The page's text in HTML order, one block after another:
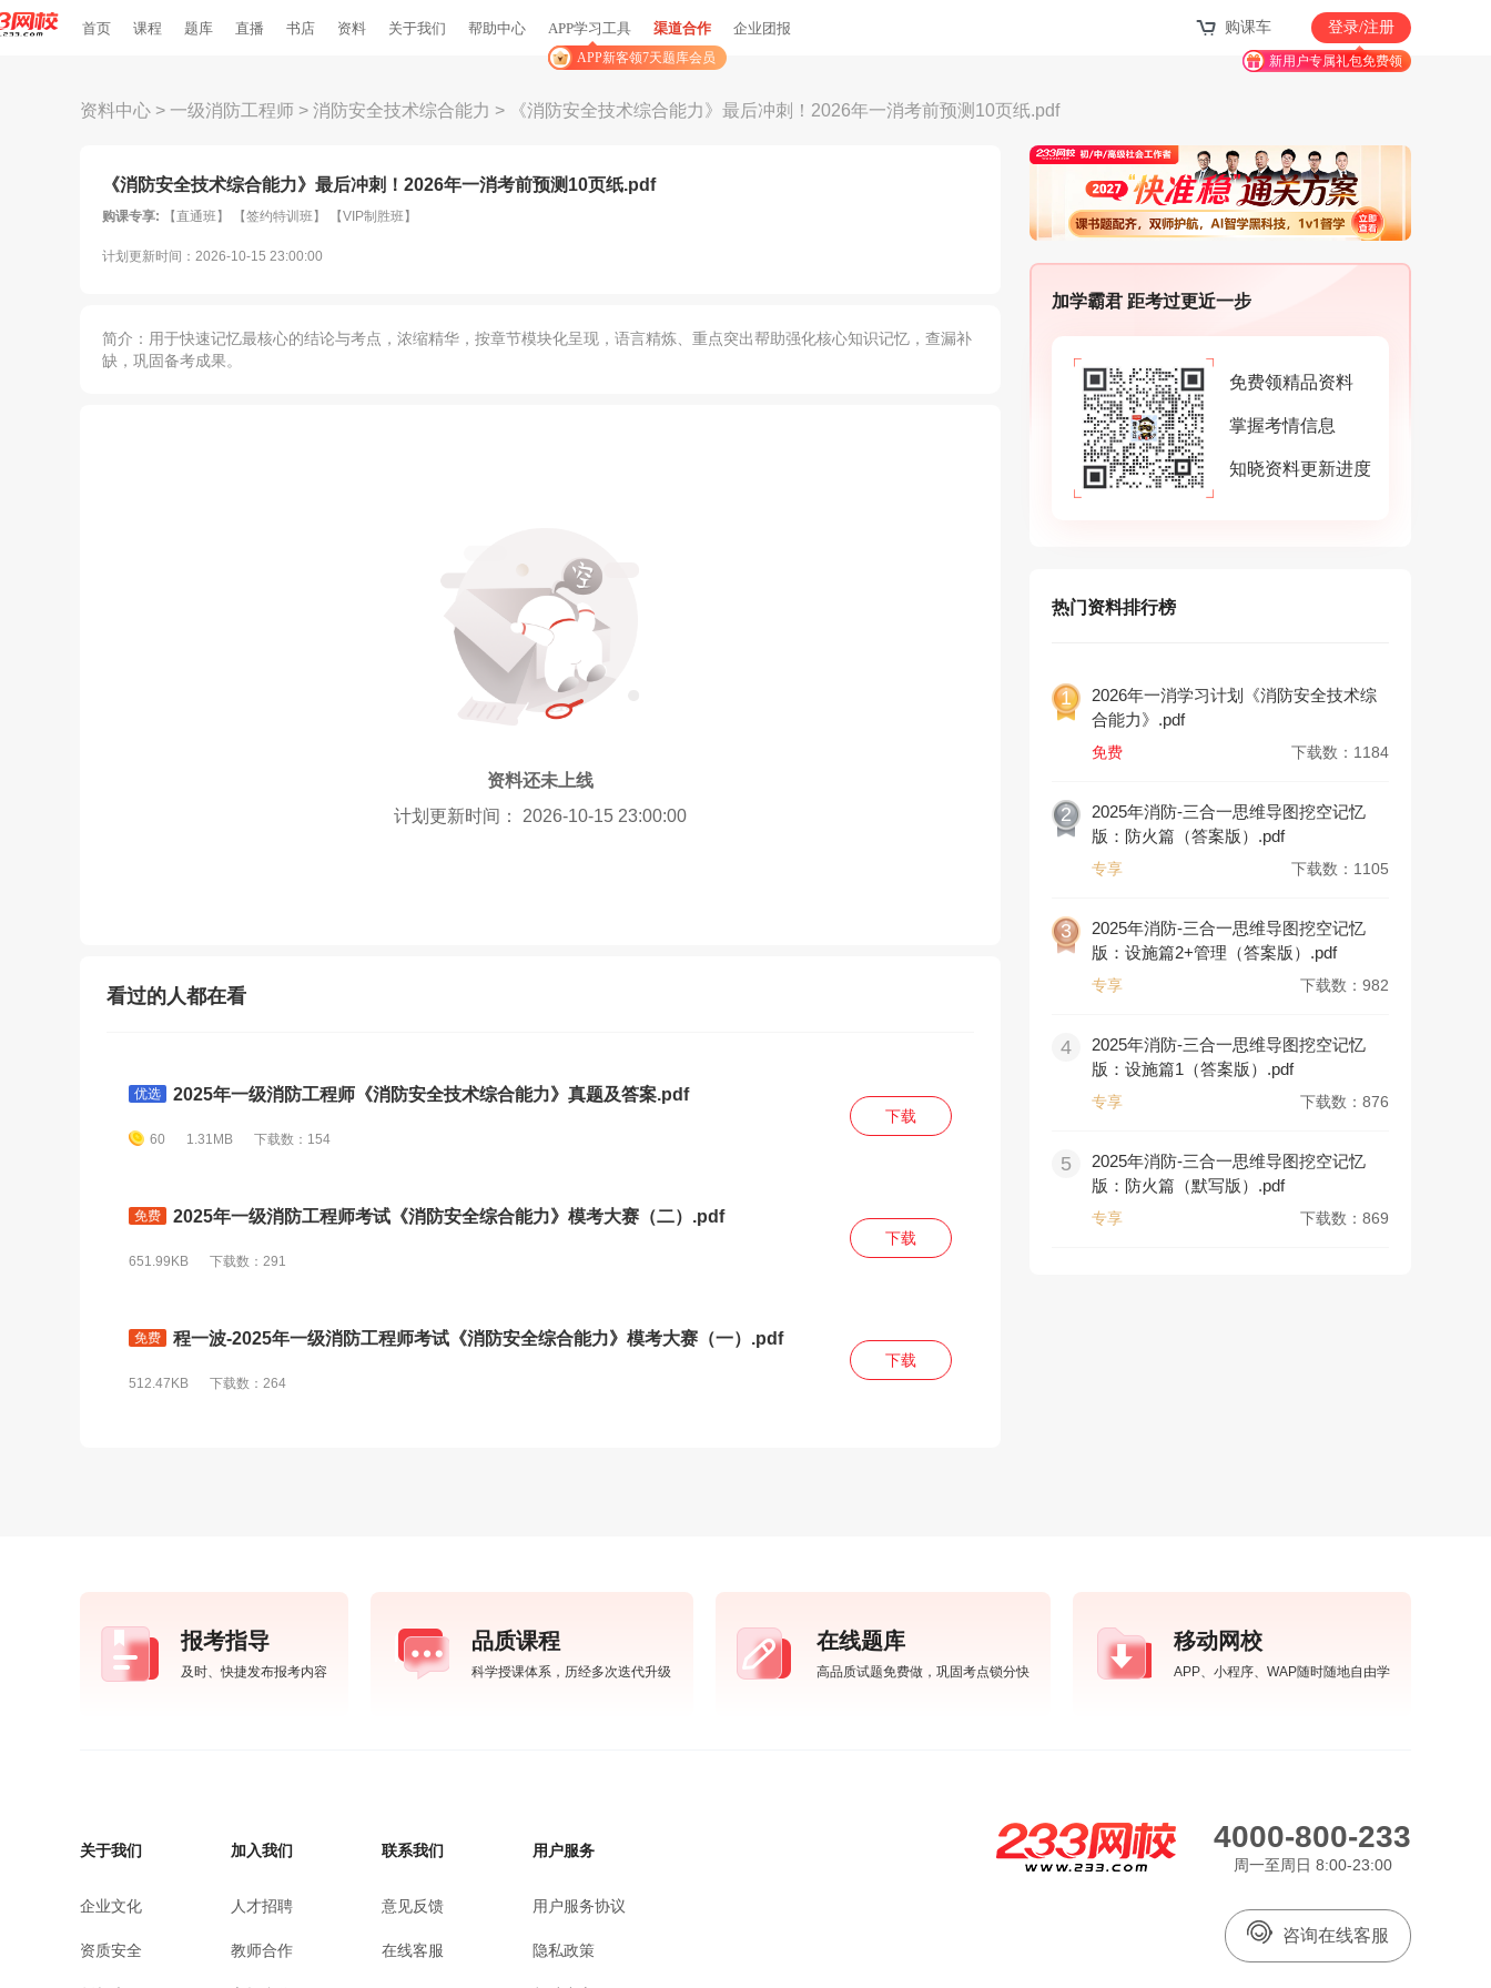
首页 课程 题库 直播 书店 资料 关于我们 帮助中心 APP学习工具
APP新客领7天题库会员
渠道合作 企业团报 购课车 登录/注册
新用户专属礼包免费领
资料中心 > 一级消防工程师 > 消防安全技术综合能力 > 《消防安全技术综合能力》最后冲刺！2026年一消考前预测10页纸.pdf
《消防安全技术综合能力》最后冲刺！2026年一消考前预测10页纸.pdf
购课专享: 【直通班】 【签约特训班】 【VIP制胜班】
计划更新时间：2026-10-15 23:00:00
简介：用于快速记忆最核心的结论与考点，浓缩精华，按章节模块化呈现，语言精炼、重点突出帮助强化核心知识记忆，查漏补
缺，巩固备考成果。
资料还未上线
计划更新时间： 2026-10-15 23:00:00
看过的人都在看
优选 2025年一级消防工程师《消防安全技术综合能力》真题及答案.pdf
60 1.31MB 下载数：154
下载
免费 2025年一级消防工程师考试《消防安全综合能力》模考大赛（二）.pdf
651.99KB 下载数：291
下载
免费 程一波-2025年一级消防工程师考试《消防安全综合能力》模考大赛（一）.pdf
512.47KB 下载数：264
下载
加学霸君 距考过更近一步
免费领精品资料
掌握考情信息
知晓资料更新进度
热门资料排行榜
1
2026年一消学习计划《消防安全技术综
合能力》.pdf
免费 下载数：1184
2
2025年消防-三合一思维导图挖空记忆
版：防火篇（答案版）.pdf
专享 下载数：1105
3
2025年消防-三合一思维导图挖空记忆
版：设施篇2+管理（答案版）.pdf
专享 下载数：982
4
2025年消防-三合一思维导图挖空记忆
版：设施篇1（答案版）.pdf
专享 下载数：876
5
2025年消防-三合一思维导图挖空记忆
版：防火篇（默写版）.pdf
专享 下载数：869
报考指导
及时、快捷发布报考内容
品质课程
科学授课体系，历经多次迭代升级
在线题库
高品质试题免费做，巩固考点锁分快
移动网校
APP、小程序、WAP随时随地自由学
关于我们
企业文化
资质安全
加入我们
人才招聘
教师合作
联系我们
意见反馈
在线客服
用户服务
用户服务协议
隐私政策
4000-800-233
周一至周日 8:00-23:00
咨询在线客服